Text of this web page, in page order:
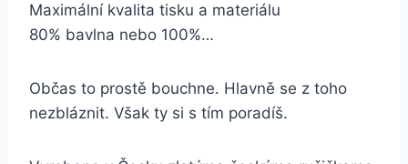
Maximální kvalita tisku a materiálu
80% bavlna nebo 100%…
Občas to prostě bouchne. Hlavně se z toho
nezbláznit. Však ty si s tím poradíš.